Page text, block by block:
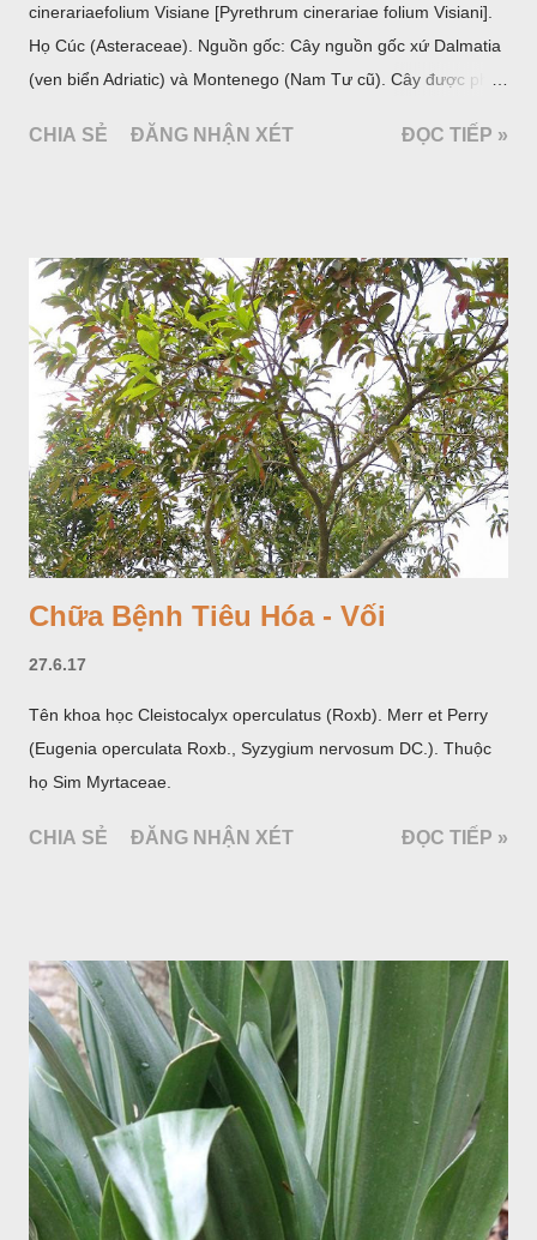
cinerariaefolium Visiane [Pyrethrum cinerariae folium Visiani].
Họ Cúc (Asteraceae). Nguồn gốc: Cây nguồn gốc xứ Dalmatia
(ven biển Adriatic) và Montenego (Nam Tư cũ). Cây được phân
trồng để khai thác: Pháp, Nga, Đức, Nam Tư (cũ), sau lan
Tam Đảo (Vĩnh Phúc), đã thu được kết quả ban đầu (những
năm 1560- 70); thường trồng đến năm thứ hai, thứ ba mới hái
hoa; trồng một lần thu hoạch 10 - 20 năm.
CHIA SẺ ĐĂNG NHẬN XÉT ĐỌC TIẾP »
Chữa Bệnh Tiêu Hóa - Vối
27.6.17
Tên khoa học Cleistocalyx operculatus (Roxb). Merr et Perry
(Eugenia operculata Roxb., Syzygium nervosum DC.). Thuộc
họ Sim Myrtaceae.
CHIA SẺ ĐĂNG NHẬN XÉT ĐỌC TIẾP »